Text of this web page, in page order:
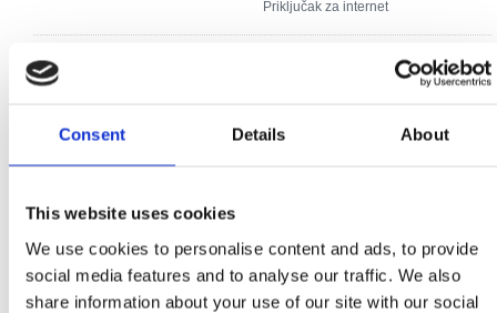
Consent Details About
This website uses cookies
We use cookies to personalise content and ads, to provide
social media features and to analyse our traffic. We also
share information about your use of our site with our social
Priključak za internet
Apartmán
Broj jedinica:
1
Celkový počet lôžok:
SAT TV
Domáci miláčikovia
Priključak za internet